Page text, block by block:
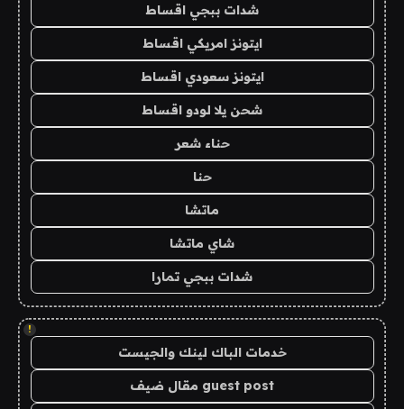
شدات ببجي اقساط
ايتونز امريكي اقساط
ايتونز سعودي اقساط
شحن يلا لودو اقساط
حناء شعر
حنا
ماتشا
شاي ماتشا
شدات ببجي تمارا
!
خدمات الباك لينك والجيست
guest post مقال ضيف